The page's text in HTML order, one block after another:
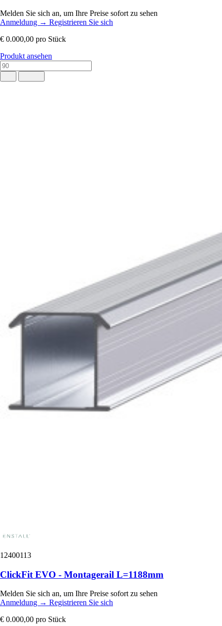
Melden Sie sich an, um Ihre Preise sofort zu sehen
Anmeldung → Registrieren Sie sich
€ 0.000,00 pro Stück
Produkt ansehen
12400113
ClickFit EVO - Montagerail L=1188mm
Melden Sie sich an, um Ihre Preise sofort zu sehen
Anmeldung → Registrieren Sie sich
€ 0.000,00 pro Stück